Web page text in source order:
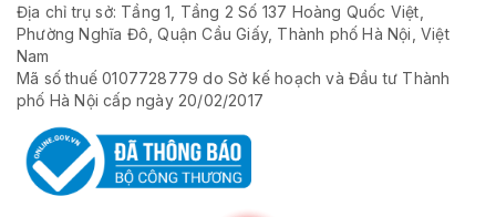
Địa chỉ trụ sở: Tầng 1, Tầng 2 Số 137 Hoàng Quốc Việt,
Phường Nghĩa Đô, Quận Cầu Giấy, Thành phố Hà Nội, Việt
Nam
Mã số thuế 0107728779 do Sở kế hoạch và Đầu tư Thành
phố Hà Nội cấp ngày 20/02/2017